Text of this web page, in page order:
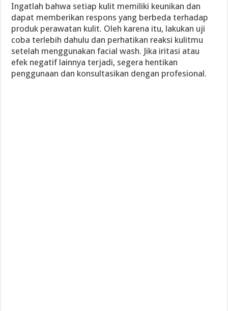
Ingatlah bahwa setiap kulit memiliki keunikan dan
dapat memberikan respons yang berbeda terhadap
produk perawatan kulit. Oleh karena itu, lakukan uji
coba terlebih dahulu dan perhatikan reaksi kulitmu
setelah menggunakan facial wash. Jika iritasi atau
efek negatif lainnya terjadi, segera hentikan
penggunaan dan konsultasikan dengan profesional.